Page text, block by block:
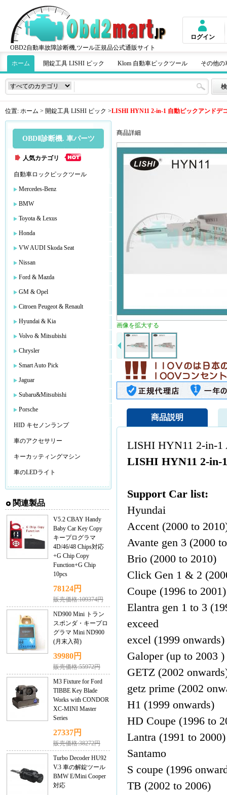
OBD2自動車故障診断機,ツール正規品公式通販サイト
ログイン
ホーム 開錠工具 LISHI ピック Klom 自動車ピックツール その他の
位置: ホーム > 開錠工具 LISHI ピック >LISHI HYN11 2-in-1 自動ピックアンドデ
OBDⅡ診断機. 車パーツ
人気カテゴリ
自動車ロックピックツール
Mercedes-Benz
BMW
Toyota & Lexus
Honda
VW AUDI Skoda Seat
Nissan
Ford & Mazda
GM & Opel
Citroen Peugeot & Renault
Hyundai & Kia
Volvo & Mitsubishi
Chrysler
Smart Auto Pick
Jaguar
Subaru&Mitsubishi
Porsche
HID キセノンランプ
車のアクセサリー
キーカッティングマシン
車のLEDライト
関連製品
V5.2 CBAY Handy
Baby Car Key Copy
キープログラマ
4D/46/48 Chips対応
+G Chip Copy
Function+G Chip
10pcs
78124円
販売価格:109374円
ND900 Mini トラン
スポンダ・キープロ
グラマ Mini ND900
(月末入荷)
39980円
販売価格:55972円
M3 Fixture for Ford
TIBBE Key Blade
Works with CONDOR
XC-MINI Master
Series
27337円
販売価格:38272円
Turbo Decoder HU92
V.3 車の解錠ツール
BMW E/Mini Cooper
対応
商品詳細
画像を拡大する
商品説明
LISHI HYN11 2-in-1
LISHI HYN11 2-in-
Support Car list:
Hyundai
Accent (2000 to
Avante gen 3 (2000
Brio (2000 to 2010)
Click Gen 1 & 2
Coupe (1996 to 2001)
Elantra gen 1 to 3
exceed
excel (1999 onwards)
Galoper (up to 2003 )
GETZ (2002
getz prime (2002
H1 (1999 onwards)
HD Coupe (1996 to
Lantra (1991 to 2000)
Santamo
S coupe (1996
TB (2002 to 2006)